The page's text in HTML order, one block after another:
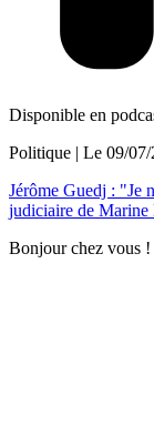
Disponible en
Politique | Le 09/
Jérôme Guedj : "Je
judiciaire de Marine
Bonjour chez vous !